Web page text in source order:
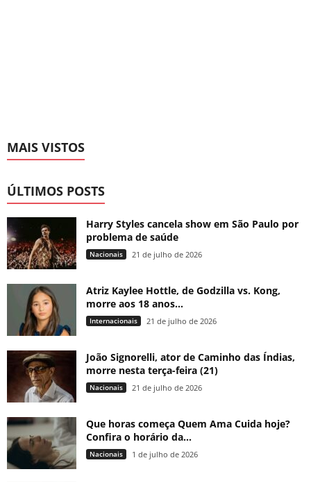
MAIS VISTOS
ÚLTIMOS POSTS
Harry Styles cancela show em São Paulo por
problema de saúde
Nacionais 21 de julho de 2026
Atriz Kaylee Hottle, de Godzilla vs. Kong,
morre aos 18 anos...
Internacionais 21 de julho de 2026
João Signorelli, ator de Caminho das Índias,
morre nesta terça-feira (21)
Nacionais 21 de julho de 2026
Que horas começa Quem Ama Cuida hoje?
Confira o horário da...
Nacionais 1 de julho de 2026